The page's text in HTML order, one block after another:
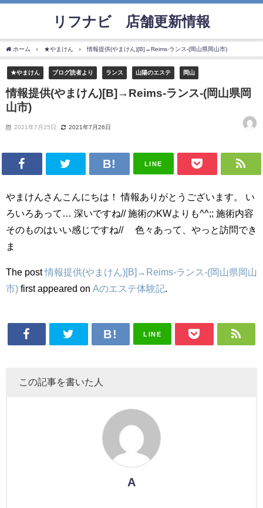
リフナビ®店舗更新情報
ホーム ★やまけん 情報提供(やまけん)[B]→Reims-ランス-(岡山県岡山市)
★やまけん ブログ読者より ランス 山陽のエステ 岡山
情報提供(やまけん)[B]→Reims-ランス-(岡山県岡
山市)
2021年7月25日 2021年7月26日
LINE
やまけんさんこんにちは！ 情報ありがとうございます。 い
ろいろあって… 深いですね// 施術のKWよりも^^;; 施術内容
そのものはいい感じですね// 色々あって、やっと訪問でき
ま
The post情報提供(やまけん)[B]→Reims-ランス-(岡山県岡山
市) first appeared on Aのエステ体験記
LINE
この記事を書いた人
A